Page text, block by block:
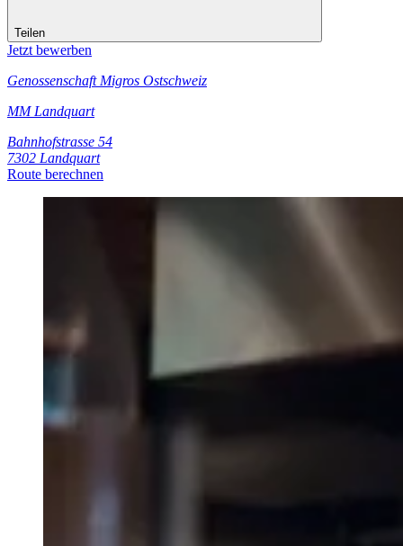
Teilen
Jetzt bewerben
Genossenschaft Migros Ostschweiz
MM Landquart
Bahnhofstrasse 54
7302 Landquart
Route berechnen